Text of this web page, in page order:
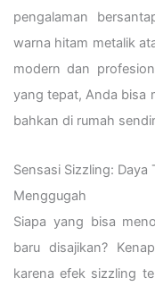
pengalaman
warna hitam metalik
modern dan
yang tepat, Anda bisa
bahkan di rumah
Sensasi Sizzling: Daya
Menggugah
Siapa yang bisa
baru disajikan?
karena efek sizzling